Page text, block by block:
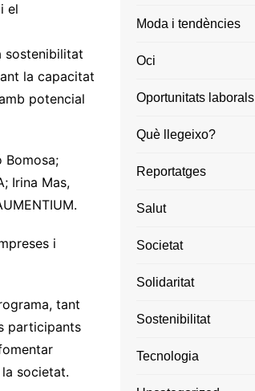
el
sostenibilitat
la capacitat
potencial
Bomosa;
Irina Mas,
i
tant
participants
societat.
Moda i tendències
Oci
Oportunitats laborals
Què llegeixo?
Reportatges
Salut
Societat
Solidaritat
Sostenibilitat
Tecnologia